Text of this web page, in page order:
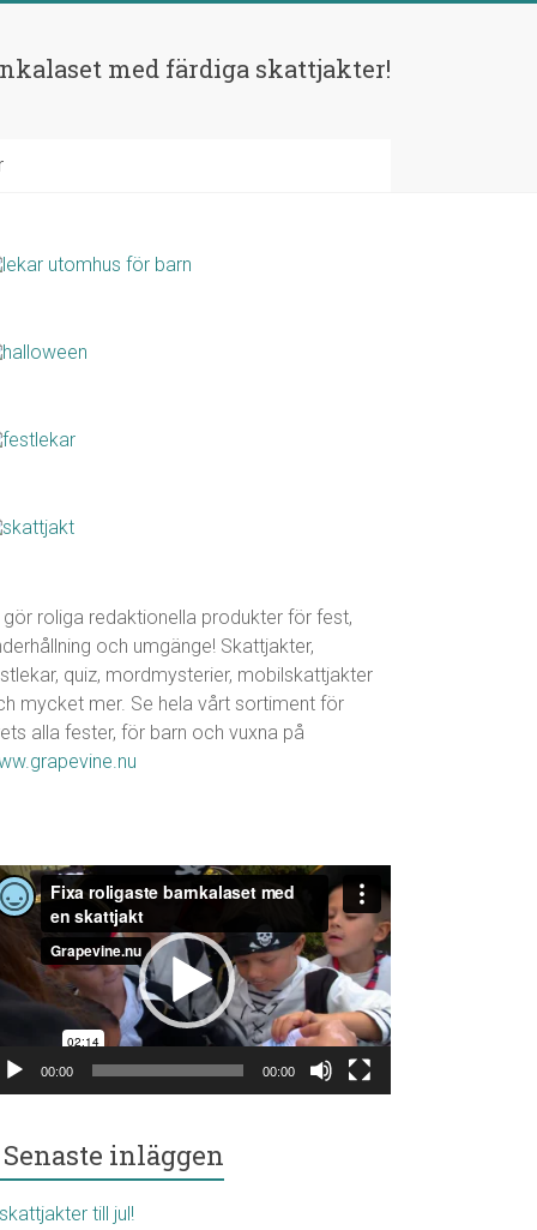
med färdiga skattjakter!
gör roliga redaktionella produkter för fest,
och umgänge! Skattjakter,
quiz, mordmysterier, mobilskattjakter
mycket mer. Se hela vårt sortiment för
alla fester, för barn och vuxna på
00:00 00:00
Senaste inläggen
till jul!